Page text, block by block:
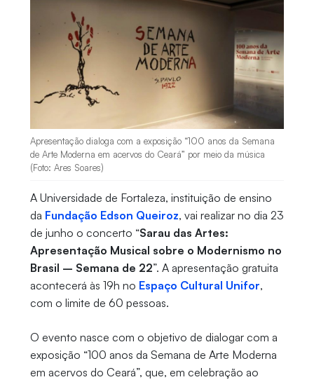
Apresentação dialoga com a exposição “100 anos da Semana
de Arte Moderna em acervos do Ceará” por meio da música
(Foto: Ares Soares)
A Universidade de Fortaleza, instituição de ensino
da Fundação Edson Queiroz, vai realizar no dia 23
de junho o concerto “Sarau das Artes:
Apresentação Musical sobre o Modernismo no
Brasil – Semana de 22”. A apresentação gratuita
acontecerá às 19h no Espaço Cultural Unifor,
com o limite de 60 pessoas.
O evento nasce com o objetivo de dialogar com a
exposição “100 anos da Semana de Arte Moderna
em acervos do Ceará”, que, em celebração ao